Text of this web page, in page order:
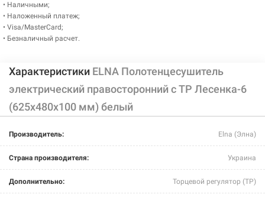
• Наличными;
• Наложенный платеж;
• Visa/MasterCard;
• Безналичный расчет.
Характеристики ELNA Полотенцесушитель
электрический правосторонний с ТР Лесенка-6
(625х480х100 мм) белый
Производитель: Elna (Элна)
Страна производителя: Украина
Дополнительно: Торцевой регулятор (ТР)